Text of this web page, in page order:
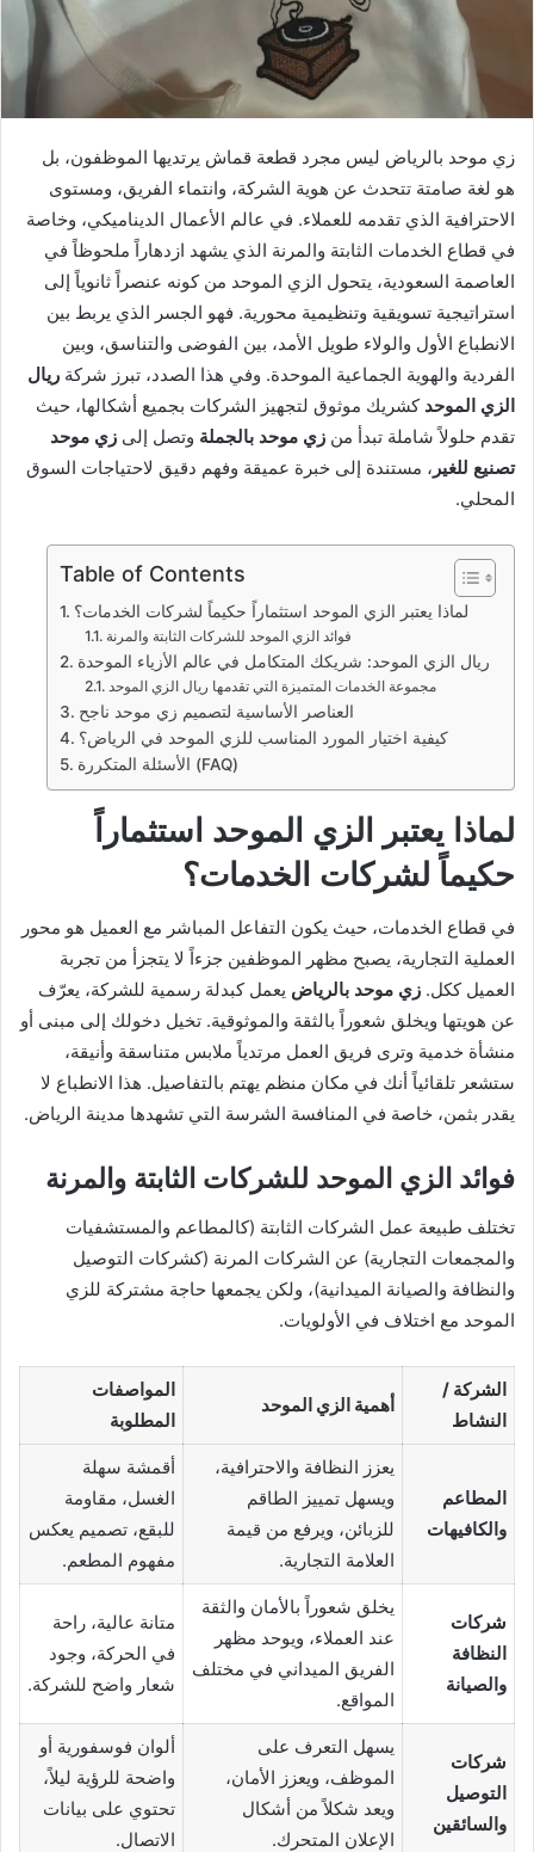
زي موحد بالرياض ليس مجرد قطعة قماش يرتديها الموظفون، بل
هو لغة صامتة تتحدث عن هوية الشركة، وانتماء الفريق، ومستوى
الاحترافية الذي تقدمه للعملاء. في عالم الأعمال الديناميكي، وخاصة
في قطاع الخدمات الثابتة والمرنة الذي يشهد ازدهاراً ملحوظاً في
العاصمة السعودية، يتحول الزي الموحد من كونه عنصراً ثانوياً إلى
استراتيجية تسويقية وتنظيمية محورية. فهو الجسر الذي يربط بين
الانطباع الأول والولاء طويل الأمد، بين الفوضى والتناسق، وبين
الفردية والهوية الجماعية الموحدة. وفي هذا الصدد، تبرز شركة ريال
الزي الموحد كشريك موثوق لتجهيز الشركات بجميع أشكالها، حيث
تقدم حلولاً شاملة تبدأ من زي موحد بالجملة وتصل إلى زي موحد
تصنيع للغير ، مستندة إلى خبرة عميقة وفهم دقيق لاحتياجات السوق
المحلي.
Table of Contents
لماذا يعتبر الزي الموحد استثماراً حكيماً لشركات الخدمات؟
فوائد الزي الموحد للشركات الثابتة والمرنة
ريال الزي الموحد: شريكك المتكامل في عالم الأزياء الموحدة
مجموعة الخدمات المتميزة التي تقدمها ريال الزي الموحد
العناصر الأساسية لتصميم زي موحد ناجح
كيفية اختيار المورد المناسب للزي الموحد في الرياض؟
الأسئلة المتكررة (FAQ)
لماذا يعتبر الزي الموحد استثماراً
حكيماً لشركات الخدمات؟
في قطاع الخدمات، حيث يكون التفاعل المباشر مع العميل هو محور
العملية التجارية، يصبح مظهر الموظفين جزءاً لا يتجزأ من تجربة
العميل ككل. زي موحد بالرياض يعمل كبدلة رسمية للشركة، يعرّف
عن هويتها ويخلق شعوراً بالثقة والموثوقية. تخيل دخولك إلى مبنى أو
منشأة خدمية وترى فريق العمل مرتدياً ملابس متناسقة وأنيقة،
ستشعر تلقائياً أنك في مكان منظم يهتم بالتفاصيل. هذا الانطباع لا
يقدر بثمن، خاصة في المنافسة الشرسة التي تشهدها مدينة الرياض.
فوائد الزي الموحد للشركات الثابتة والمرنة
تختلف طبيعة عمل الشركات الثابتة (كالمطاعم والمستشفيات
والمجمعات التجارية) عن الشركات المرنة (كشركات التوصيل
والنظافة والصيانة الميدانية)، ولكن يجمعها حاجة مشتركة للزي
الموحد مع اختلاف في الأولويات.
الشركة /
النشاط
أهمية الزي الموحد
المواصفات
المطلوبة
المطاعم
والكافيهات
يعزز النظافة والاحترافية،
ويسهل تمييز الطاقم
للزبائن، ويرفع من قيمة
العلامة التجارية.
أقمشة سهلة
الغسل، مقاومة
للبقع، تصميم يعكس
مفهوم المطعم.
شركات
النظافة
والصيانة
يخلق شعوراً بالأمان والثقة
عند العملاء، ويوحد مظهر
الفريق الميداني في مختلف
المواقع.
متانة عالية، راحة
في الحركة، وجود
شعار واضح للشركة.
شركات
التوصيل
والسائقين
يسهل التعرف على
الموظف، ويعزز الأمان،
ويعد شكلاً من أشكال
الإعلان المتحرك.
ألوان فوسفورية أو
واضحة للرؤية ليلاً،
تحتوي على بيانات
الاتصال.